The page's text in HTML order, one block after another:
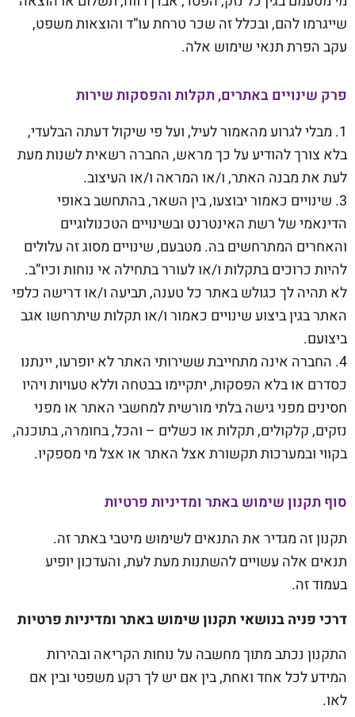
שייגרמו להם, ובכלל זה שכר טרחת עו”ד והוצאות משפט,
עקב הפרת תנאי שימוש אלה.
פרק שינויים באתרים, תקלות והפסקות שירות
1. מבלי לגרוע מהאמור לעיל, ועל פי שיקול דעתה הבלעדי,
בלא צורך להודיע על כך מראש, החברה רשאית לשנות מעת
לעת את מבנה האתר, ו/או המראה ו/או העיצוב.
3. שינויים כאמור יבוצעו, בין השאר, בהתחשב באופי
הדינאמי של רשת האינטרנט ובשינויים הטכנולוגיים
והאחרים המתרחשים בה. מטבעם, שינויים מסוג זה עלולים
להיות כרוכים בתקלות ו/או לעורר בתחילה אי נוחות וכיו”ב.
לא תהיה לך כגולש באתר כל טענה, תביעה ו/או דרישה כלפי
האתר בגין ביצוע שינויים כאמור ו/או תקלות שיתרחשו אגב
ביצועם.
4. החברה אינה מתחייבת ששירותי האתר לא יופרעו, יינתנו
כסדרם או בלא הפסקות, יתקיימו בבטחה וללא טעויות ויהיו
חסינים מפני גישה בלתי מורשית למחשבי האתר או מפני
נזקים, קלקולים, תקלות או כשלים – והכל, בחומרה, בתוכנה,
בקווי ובמערכות תקשורת אצל האתר או אצל מי מספקיו.
סוף תקנון שימוש באתר ומדיניות פרטיות
תקנון זה מגדיר את התנאים לשימוש מיטבי באתר זה.
תנאים אלה עשויים להשתנות מעת לעת, והעדכון יופיע
בעמוד זה.
דרכי פניה בנושאי תקנון שימוש באתר ומדיניות פרטיות
התקנון נכתב מתוך מחשבה על נוחות הקריאה ובהירות
המידע לכל אחד ואחת, בין אם יש לך רקע משפטי ובין אם
לאו.